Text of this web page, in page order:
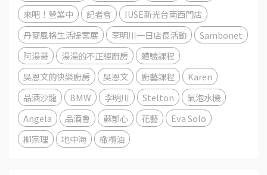
來吧！營業中
記者會
IUSE新光台南西門店
丹麥風格生活提案展
李明川一日店長活動
Sambonet
阿湯哥
湯湯的不正經廚房
體驗課程
吳恩文的快樂廚房
吳恩文 廚藝課程
Karen
品酒沙龍
BMW 李明川 Stelton
氣泡水機
Angela
品酒會 蘇郁心 花藝
Eva Solo
柳宗理
地中海 橄欖油